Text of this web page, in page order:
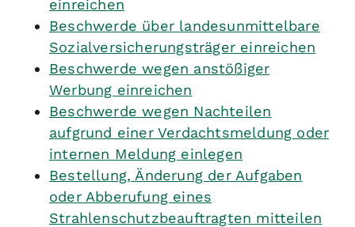
einreichen
Beschwerde über landesunmittelbare
Sozialversicherungsträger einreichen
Beschwerde wegen anstößiger
Werbung einreichen
Beschwerde wegen Nachteilen
aufgrund einer Verdachtsmeldung oder
internen Meldung einlegen
Bestellung, Änderung der Aufgaben
oder Abberufung eines
Strahlenschutzbeauftragten mitteilen